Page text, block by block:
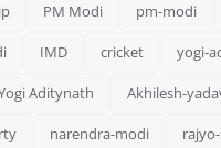
PM Modi pm-modi
IMD cricket yogi-
Aditynath Akhilesh-
narendra-modi